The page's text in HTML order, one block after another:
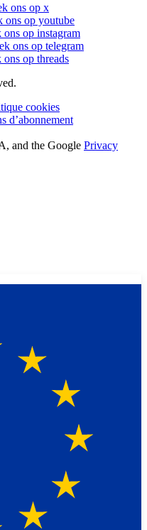
ons op x
ons op youtube
ons op instagram
ons op telegram
ons op threads
cookies
d’abonnement
and the Google Privacy